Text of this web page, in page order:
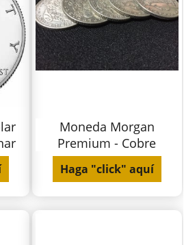
Moneda Morgan
Premium - Cobre
Haga "click" aquí